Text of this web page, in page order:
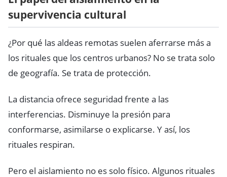
supervivencia cultural
¿Por qué las aldeas remotas suelen aferrarse más a
los rituales que los centros urbanos? No se trata solo
de geografía. Se trata de protección.
La distancia ofrece seguridad frente a las
interferencias. Disminuye la presión para
conformarse, asimilarse o explicarse. Y así, los
rituales respiran.
Pero el aislamiento no es solo físico. Algunos rituales